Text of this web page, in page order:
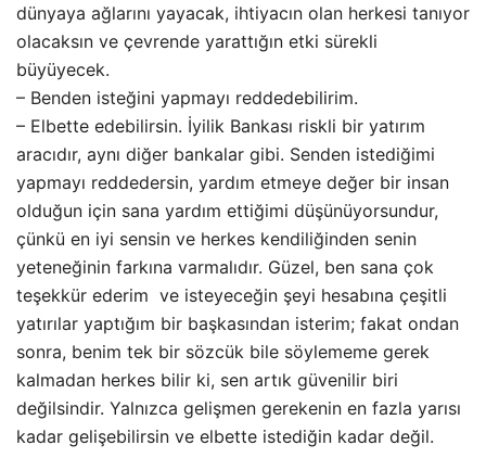
dünyaya ağlarını yayacak, ihtiyacın olan herkesi tanıyor
olacaksın ve çevrende yarattığın etki sürekli
büyüyecek.
– Benden isteğini yapmayı reddedebilirim.
– Elbette edebilirsin. İyilik Bankası riskli bir yatırım
aracıdır, aynı diğer bankalar gibi. Senden istediğimi
yapmayı reddedersin, yardım etmeye değer bir insan
olduğun için sana yardım ettiğimi düşünüyorsundur,
çünkü en iyi sensin ve herkes kendiliğinden senin
yeteneğinin farkına varmalıdır. Güzel, ben sana çok
teşekkür ederim ve isteyeceğin şeyi hesabına çeşitli
yatırılar yaptığım bir başkasından isterim; fakat ondan
sonra, benim tek bir sözcük bile söylememe gerek
kalmadan herkes bilir ki, sen artık güvenilir biri
değilsindir. Yalnızca gelişmen gerekenin en fazla yarısı
kadar gelişebilirsin ve elbette istediğin kadar değil.